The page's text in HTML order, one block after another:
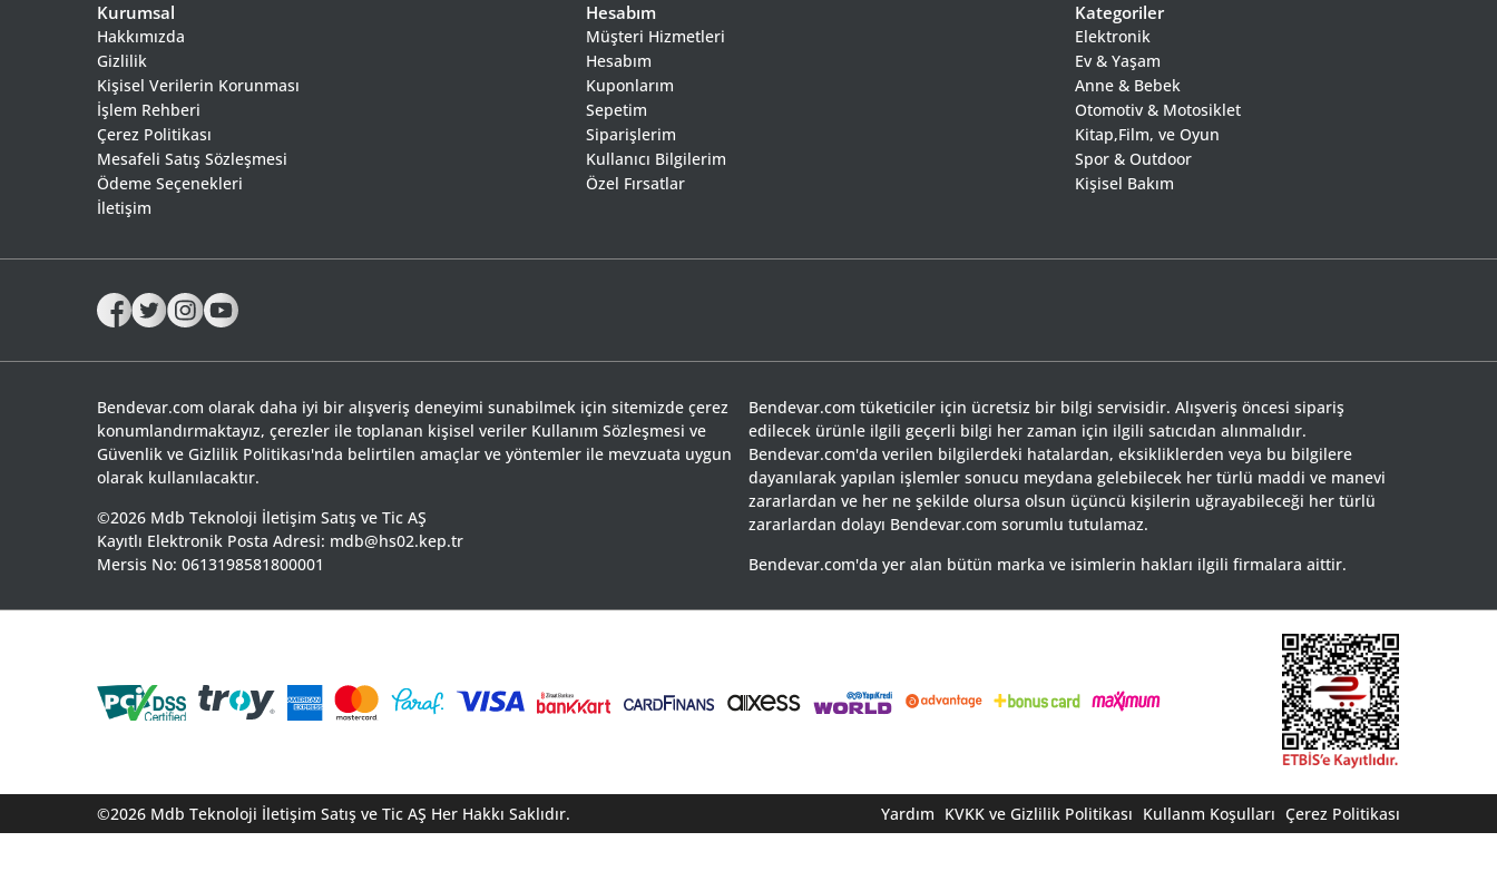
Kurumsal
Hakkımızda
Gizlilik
Kişisel Verilerin Korunması
İşlem Rehberi
Çerez Politikası
Mesafeli Satış Sözleşmesi
Ödeme Seçenekleri
İletişim
Hesabım
Müşteri Hizmetleri
Hesabım
Kuponlarım
Sepetim
Siparişlerim
Kullanıcı Bilgilerim
Özel Fırsatlar
Kategoriler
Elektronik
Ev & Yaşam
Anne & Bebek
Otomotiv & Motosiklet
Kitap,Film, ve Oyun
Spor & Outdoor
Kişisel Bakım
Bendevar.com olarak daha iyi bir alışveriş deneyimi sunabilmek için sitemizde çerez
konumlandırmaktayız, çerezler ile toplanan kişisel veriler Kullanım Sözleşmesi ve
Güvenlik ve Gizlilik Politikası'nda belirtilen amaçlar ve yöntemler ile mevzuata uygun
olarak kullanılacaktır.
©2026 Mdb Teknoloji İletişim Satış ve Tic AŞ
Kayıtlı Elektronik Posta Adresi: mdb@hs02.kep.tr
Mersis No: 0613198581800001
Bendevar.com tüketiciler için ücretsiz bir bilgi servisidir. Alışveriş öncesi sipariş
edilecek ürünle ilgili geçerli bilgi her zaman için ilgili satıcıdan alınmalıdır.
Bendevar.com'da verilen bilgilerdeki hatalardan, eksikliklerden veya bu bilgilere
dayanılarak yapılan işlemler sonucu meydana gelebilecek her türlü maddi ve manevi
zararlardan ve her ne şekilde olursa olsun üçüncü kişilerin uğrayabileceği her türlü
zararlardan dolayı Bendevar.com sorumlu tutulamaz.
Bendevar.com'da yer alan bütün marka ve isimlerin hakları ilgili firmalara aittir.
©2026 Mdb Teknoloji İletişim Satış ve Tic AŞ Her Hakkı Saklıdır. Yardım KVKK ve Gizlilik Politikası Kullanm Koşulları Çerez Politikası